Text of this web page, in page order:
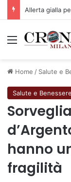
Allerta gialla
Menu
Home / Salute e
Salute e Benessere
hanno
fragilità